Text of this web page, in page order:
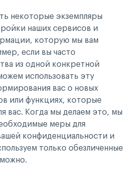
некоторые экземпляры
наших сервисов и
которую мы вам
если вы часто
из одной конкретной
использовать эту
вас о новых
или функциях, которые
вас. Когда мы делаем это, мы
меры для
конфиденциальности и
только обезличенные